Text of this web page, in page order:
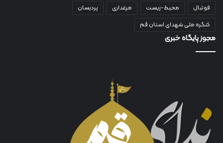
فوتبال
محیط-زیست مرغداری
پردیسان
کنگره ملی شهدای استان قم
مجوز پایگاه خبری